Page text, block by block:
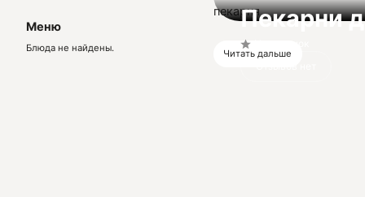
Меню
Блюда не найдены.
Пекарни
пекарня
Читать дальше